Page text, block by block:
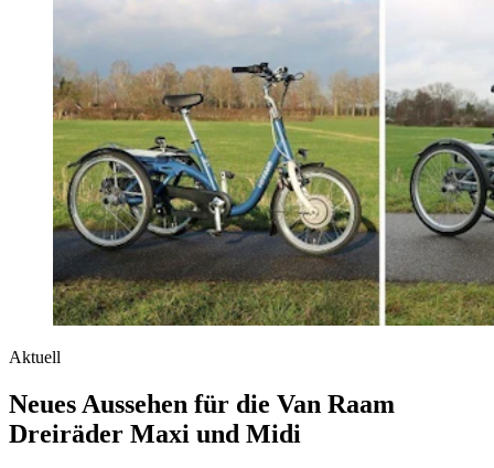
Aktuell
Neues Aussehen für die Van Raam
Dreiräder Maxi und Midi